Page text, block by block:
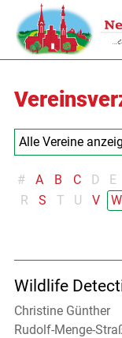
# A B C D E
R
S T U V W
Wildlife
Christine Günther
Rudolf-Menge-